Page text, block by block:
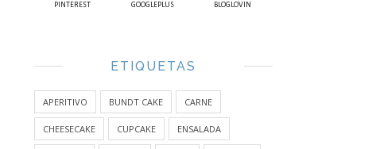
PINTEREST GOOGLEPLUS BLOGLOVIN
ETIQUETAS
APERITIVO BUNDT CAKE CARNE
CHEESECAKE CUPCAKE ENSALADA